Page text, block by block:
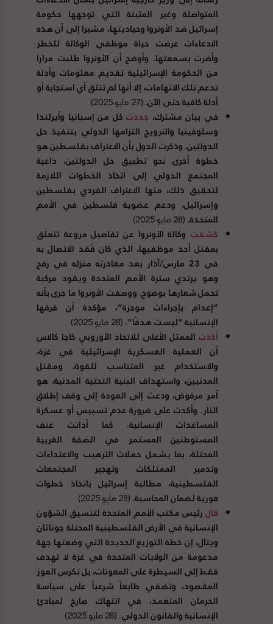
المتواصلة وغير المثبتة التي توجهها حكومة
إسرائيل ضد الأونروا وحياديتها، مشيرا إلى أن هذه
الادعاءات عرضت حياة موظفي الوكالة للخطر
وأضرت بسمعتها. وأوضح أن الأونروا طلبت مرارا
من الحكومة الإسرائيلية تقديم معلومات وأدلة
تدعم تلك الاتهامات، إلا أنها لم تتلق أي استجابة أو
أدلة كافية حتى الآن.(27 مايو 2025)
في بيان مشترك، جددتكل من إسبانيا وأيرلندا
وسلوفينيا والنرويج التزامها الدولي بتنفيذ حل
الدولتين.وذكرت الدول بأن الاعتراف بفلسطين هو
خطوة أخرى نحو تطبيق حل الدولتين، داعية
المجتمع الدولي إلى اتخاذ الخطوات اللازمة
لتحقيق ذلك، منها الاعتراف الفردي بفلسطين
وإسرائيل، ودعم عضوية فلسطين في الأمم
المتحدة.(28 مايو 2025)
كشفت وكالة الأونروا عن تفاصيل مروعة تتعلق
بمقتل أحد موظفيها، الذي كان فُقد الاتصال به
في 23 مارس/آذار بعد مغادرته منزله في رفح
وهو يرتدي سترة الأمم المتحدة ويقود مركبة
تحمل شعارها بوضوح.ووصفت الأونروا ما جرى بأنه
“إعدام بإجراءات موجزة“، مؤكدة أن فرقها
الإنسانية“ليست هدفًا“.(28 مايو 2025)
أكدت الممثل الأعلى للاتحاد الأوروبي كاجا كالاس
أن العملية العسكرية الإسرائيلية في غزة،
والاستخدام غير المتناسب للقوة، ومقتل
المدنيين، واستهداف البنية التحتية المدنية، هو
أمر مرفوض، ودعت إلى العودة إلى وقف إطلاق
النار. وأكدت على ضرورة عدم تسييس أو عسكرة
المساعدات الإنسانية. كما أدانت عنف
المستوطنين المستمر في الضفة الغربية
المحتلة، بما يشمل حملات الترهيب والاعتداءات
وتدمير الممتلكات وتهجير المجتمعات
الفلسطينية، مطالبة إسرائيل باتخاذ خطوات
فورية لضمان المحاسبة.(28 مايو 2025)
قالرئيس مكتب الأمم المتحدة لتنسيق الشؤون
الإنسانية في الأرض الفلسطينية المحتلة جوناثان
ويتال، إن خطة التوزيع الجديدة التي وضعتها جهة
مدعومة من الولايات المتحدة في غزة لا تهدف
فقط إلى السيطرة على المعونات، بل تكرس العوز
المقصود، وتضفي طابعاً شرعياً على سياسة
الحرمان المتعمد، في انتهاك صارخ لمبادئ
الإنسانية والقانون الدولي.(28 مايو 2025)